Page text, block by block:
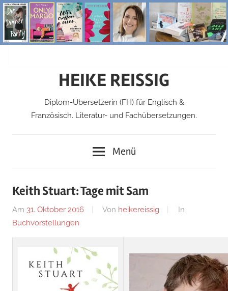
Zum
Inhalt
springen
HEIKE REISSIG
Diplom-Übersetzerin (FH) für Englisch &
Französisch. Literatur- und Fachübersetzungen.
Menü
Keith Stuart: Tage mit Sam
Am 31. Oktober 2016 Von heikereissig
In
Buchvorstellungen